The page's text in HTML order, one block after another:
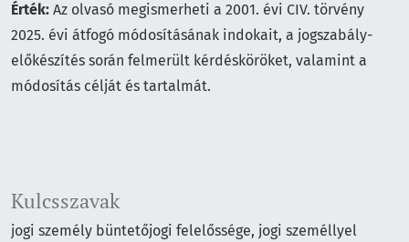
Kulcsszavak
jogi személy büntetőjogi felelőssége, jogi személlyel
Érték: Az olvasó megismerheti a 2001. évi CIV. törvény
2025. évi átfogó módosításának indokait, a jogszabály-
előkészítés során felmerült kérdésköröket, valamint a
módosítás célját és tartalmát.